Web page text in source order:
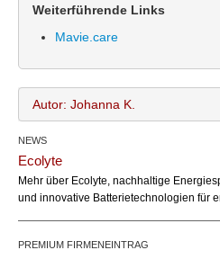
Weiterführende Links
Mavie.care
Autor: Johanna K.
Email:
Webseite: https://
NEWS
Ecolyte
Mehr über Ecolyte, nachhaltige
und innovative Batterietechnologien für
PREMIUM FIRMENEINTRAG